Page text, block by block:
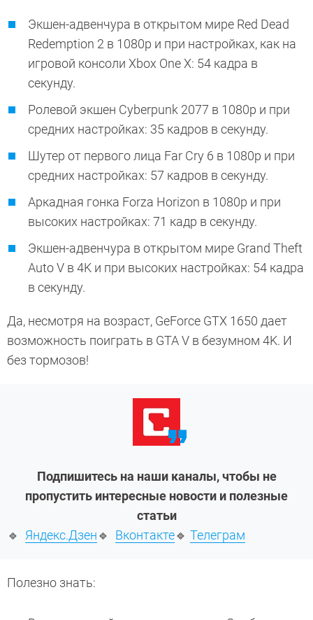
Экшен-адвенчура в открытом мире Red Dead
Redemption 2 в 1080p и при настройках, как на
игровой консоли Xbox One X: 54 кадра в
секунду.
Ролевой экшен Cyberpunk 2077 в 1080p и при
средних настройках: 35 кадров в секунду.
Шутер от первого лица Far Cry 6 в 1080p и при
средних настройках: 57 кадров в секунду.
Аркадная гонка Forza Horizon в 1080p и при
высоких настройках: 71 кадр в секунду.
Экшен-адвенчура в открытом мире Grand Theft
Auto V в 4K и при высоких настройках: 54 кадра
в секунду.
Да, несмотря на возраст, GeForce GTX 1650 дает
возможность поиграть в GTA V в безумном 4K. И
без тормозов!
Подпишитесь на наши каналы, чтобы не
пропустить интересные новости и полезные
статьи
🔹 Яндекс.Дзен🔹 Вконтакте🔹 Телеграм
Полезно знать: